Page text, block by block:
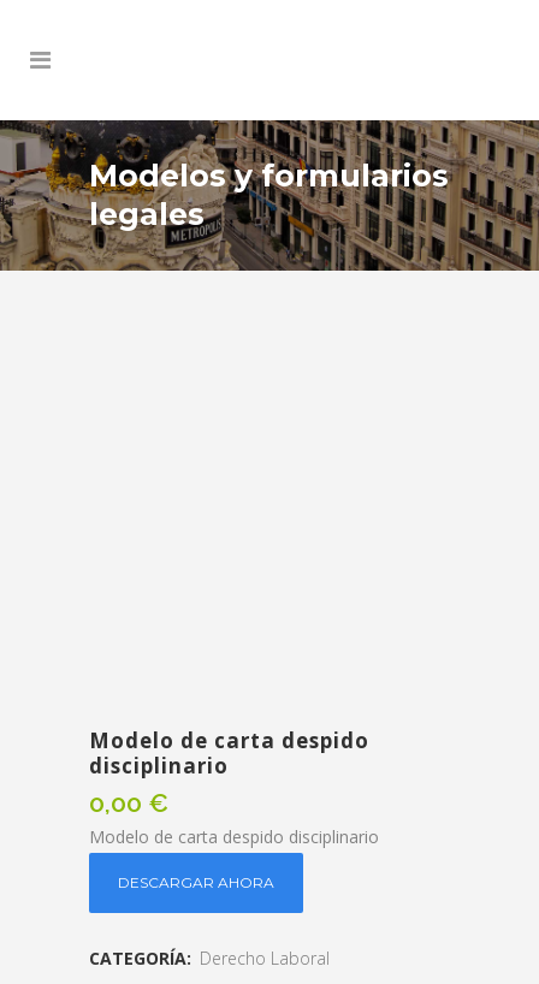
Modelos y formularios
legales
Modelo de carta despido
disciplinario
0,00 €
Modelo de carta despido disciplinario
DESCARGAR AHORA
CATEGORÍA: Derecho Laboral